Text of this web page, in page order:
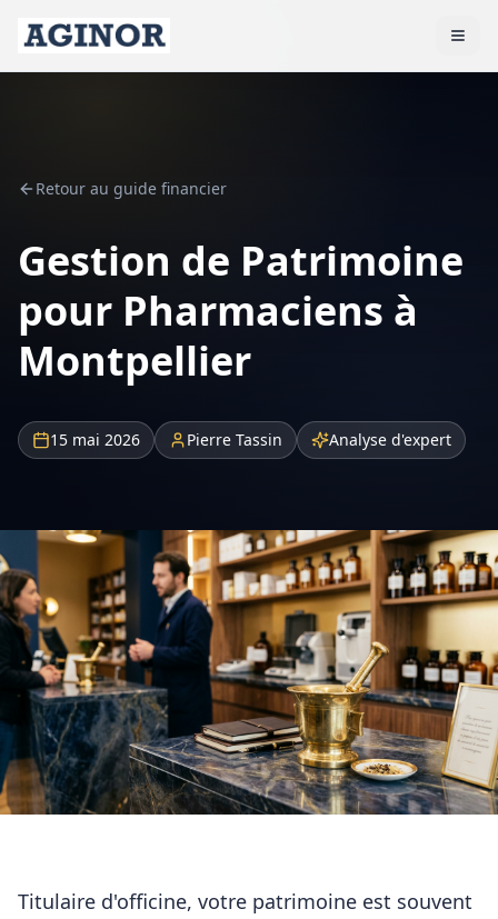
Retour au guide financier
Gestion de Patrimoine
pour Pharmaciens à
Montpellier
15 mai 2026 Pierre Tassin Analyse d'expert
Titulaire d'officine, votre patrimoine est souvent